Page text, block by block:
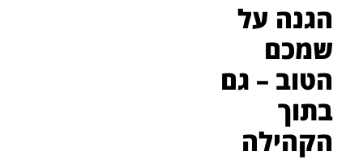
הגנה על
שמכם
הטוב – גם
בתוך
הקהילה